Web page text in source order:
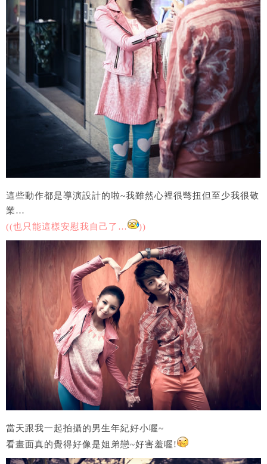
這些動作都是導演設計的啦~我雖然心裡很彆扭但至少我很敬
業…
((也只能這樣安慰我自己了…
))
當天跟我一起拍攝的男生年紀好小喔~
看畫面真的覺得好像是姐弟戀~好害羞喔!